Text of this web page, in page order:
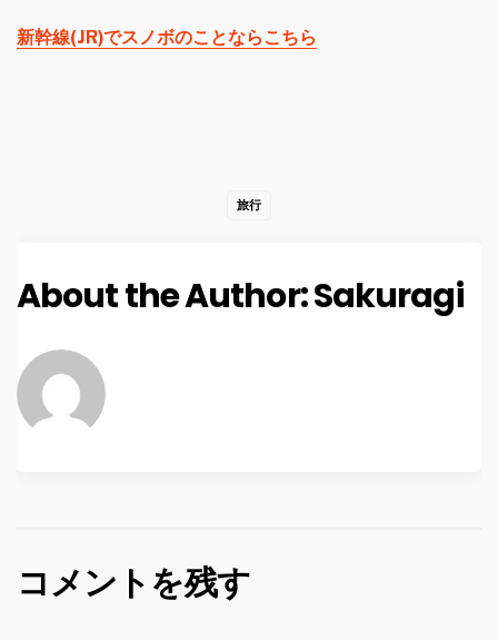
新幹線(JR)でスノボのことならこちら
旅行
About the Author:Sakuragi
コメントを残す